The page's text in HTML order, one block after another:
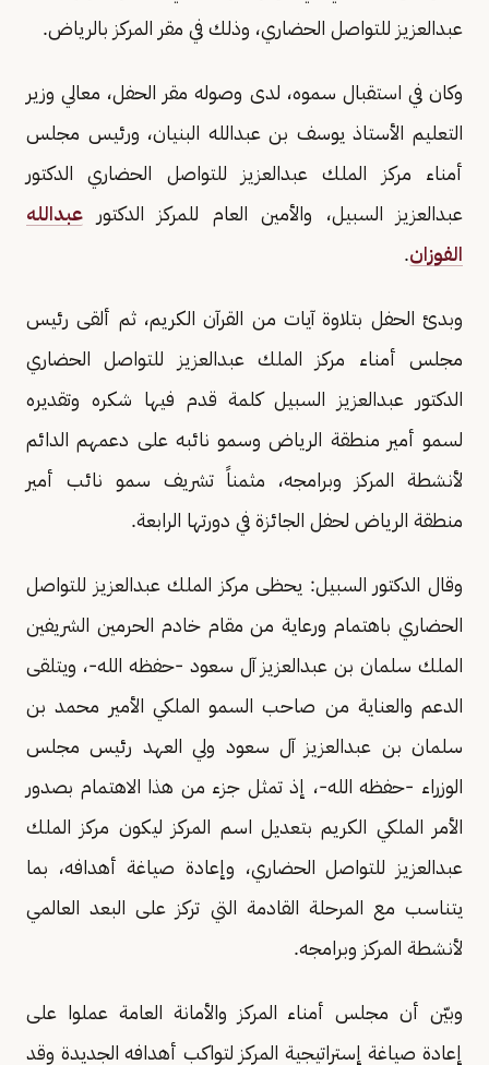
عبدالعزيز للتواصل الحضاري، وذلك في مقر المركز بالرياض.
وكان في استقبال سموه، لدى وصوله مقر الحفل، معالي وزير
التعليم الأستاذ يوسف بن عبدالله البنيان، ورئيس مجلس
أمناء مركز الملك عبدالعزيز للتواصل الحضاري الدكتور
عبدالعزيز السبيل، والأمين العام للمركز الدكتور عبدالله
الفوزان.
وبدئ الحفل بتلاوة آيات من القرآن الكريم، ثم ألقى رئيس
مجلس أمناء مركز الملك عبدالعزيز للتواصل الحضاري
الدكتور عبدالعزيز السبيل كلمة قدم فيها شكره وتقديره
لسمو أمير منطقة الرياض وسمو نائبه على دعمهم الدائم
لأنشطة المركز وبرامجه، مثمناً تشريف سمو نائب أمير
منطقة الرياض لحفل الجائزة في دورتها الرابعة.
وقال الدكتور السبيل: يحظى مركز الملك عبدالعزيز للتواصل
الحضاري باهتمام ورعاية من مقام خادم الحرمين الشريفين
الملك سلمان بن عبدالعزيز آل سعود -حفظه الله-، ويتلقى
الدعم والعناية من صاحب السمو الملكي الأمير محمد بن
سلمان بن عبدالعزيز آل سعود ولي العهد رئيس مجلس
الوزراء -حفظه الله-، إذ تمثل جزء من هذا الاهتمام بصدور
الأمر الملكي الكريم بتعديل اسم المركز ليكون مركز الملك
عبدالعزيز للتواصل الحضاري، وإعادة صياغة أهدافه، بما
يتناسب مع المرحلة القادمة التي تركز على البعد العالمي
لأنشطة المركز وبرامجه.
وبيّن أن مجلس أمناء المركز والأمانة العامة عملوا على
إعادة صياغة إستراتيجية المركز لتواكب أهدافه الجديدة وقد